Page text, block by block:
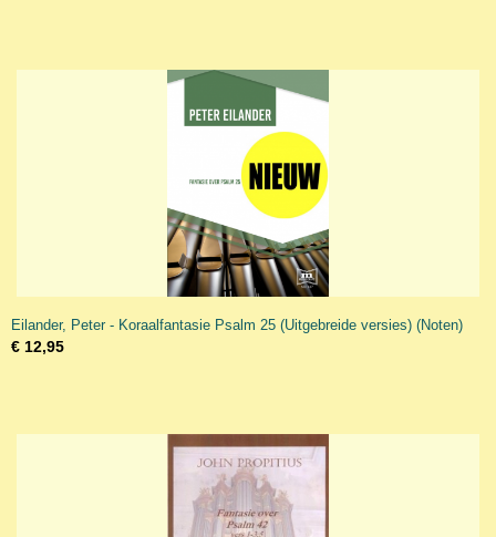
Eilander, Peter - Koraalfantasie Psalm 25 (Uitgebreide versies) (Noten)
€ 12,95